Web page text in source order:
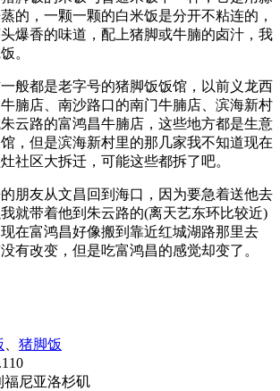
的，一颗一颗的白米饭是分开不粘连的，
爆香的味道，配上猪脚或牛腩的卤汁，我
。
般都是老字号的猪脚饭饭馆，以前义龙西
腩店、南沙路口的南门牛腩店、滨海新村
云路的富鸿昌牛腩店，这些地方都是生意
，但是滨海新村里的那几家我不知道现在
社区大拆迁，可能这些都拆了吧。
朋友从文昌回到海口，因为要急着送他去
就带着他到朱云路的(离天艺东环比较近)
在富鸿昌好像搬到靠近红城湖路那里去
有改变，但是吃富鸿昌的感觉却变了。
猪脚饭
福尼亚洛杉矶